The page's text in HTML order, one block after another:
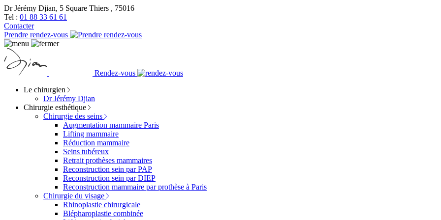
Dr Jérémy Djian, 5 Square Thiers , 75016
Tel : 01 88 33 61 61
Contacter
Prendre rendez-vous
Rendez-vous
Le chirurgien
Dr Jérémy Djian
Chirurgie esthétique
Chirurgie des seins
Augmentation mammaire Paris
Lifting mammaire
Réduction mammaire
Seins tubéreux
Retrait prothèses mammaires
Reconstruction sein par PAP
Reconstruction sein par DIEP
Reconstruction mammaire par prothèse à Paris
Chirurgie du visage
Rhinoplastie chirurgicale
Blépharoplastie combinée